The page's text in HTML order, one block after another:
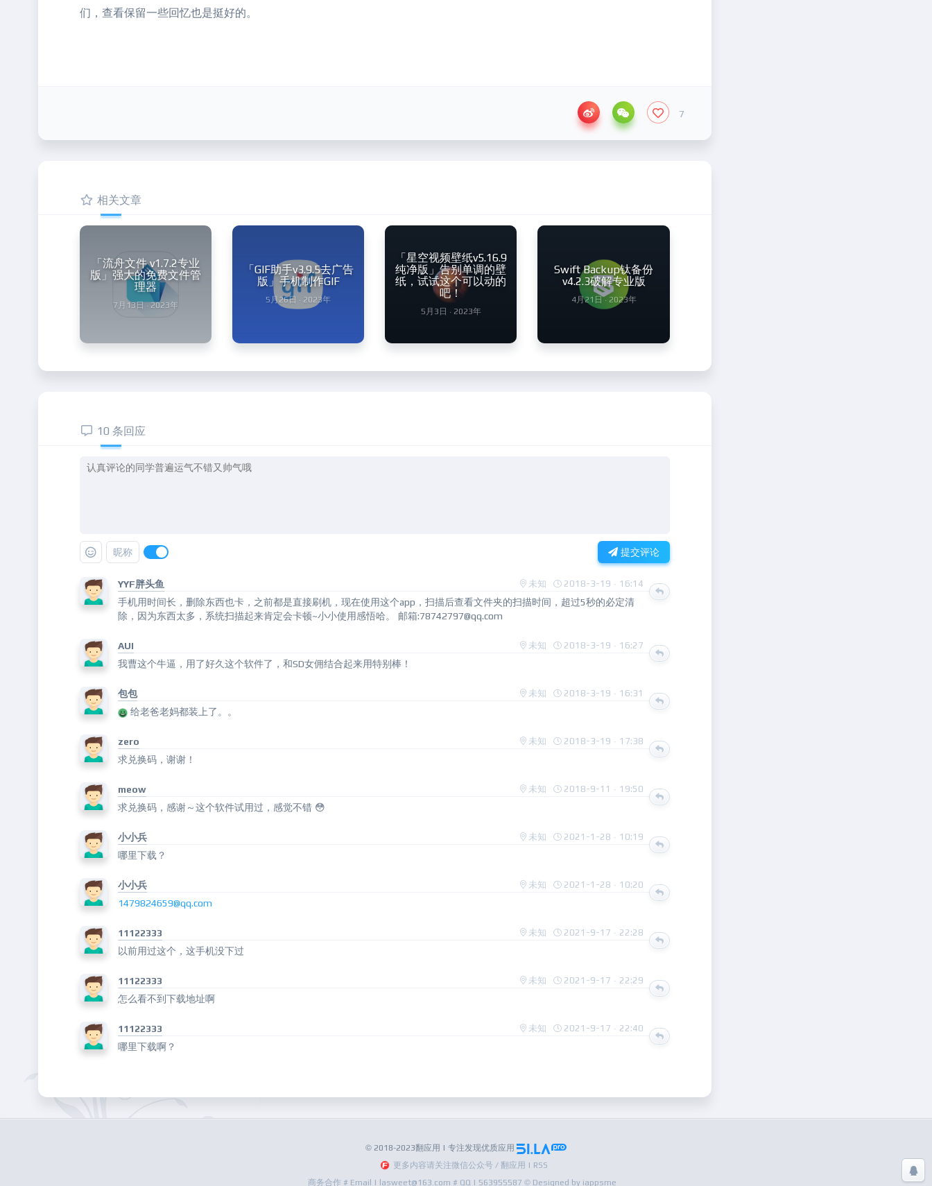
们，查看保留一些回忆也是挺好的。
7
相关文章
「流舟文件 v1.7.2专业
版」强大的免费文件管
理器
7月13日 · 2023年
「GIF助手v3.9.5去广告
版」手机制作GIF
5月26日 · 2023年
「星空视频壁纸v5.16.9
纯净版」告别单调的壁
纸，试试这个可以动的
吧！
5月3日 · 2023年
Swift Backup钛备份
v4.2.3破解专业版
4月21日 · 2023年
10 条回应
昵称 提交评论
YYF胖头鱼 未知 2018-3-19 · 16:14
手机用时间长，删除东西也卡，之前都是直接刷机，现在使用这个app，扫描后查看文件夹的扫描时间，超过5秒的必定清
除，因为东西太多，系统扫描起来肯定会卡顿~小小使用感悟哈。 邮箱:78742797@qq.com
AUI 未知 2018-3-19 · 16:27
我曹这个牛逼，用了好久这个软件了，和SD女佣结合起来用特别棒！
包包 未知 2018-3-19 · 16:31
给老爸老妈都装上了。。
zero 未知 2018-3-19 · 17:38
求兑换码，谢谢！
meow 未知 2018-9-11 · 19:50
求兑换码，感谢～这个软件试用过，感觉不错 😳
小小兵 未知 2021-1-28 · 10:19
哪里下载？
小小兵 未知 2021-1-28 · 10:20
1479824659@qq.com
11122333 未知 2021-9-17 · 22:28
以前用过这个，这手机没下过
11122333 未知 2021-9-17 · 22:29
怎么看不到下载地址啊
11122333 未知 2021-9-17 · 22:40
哪里下载啊？
© 2018-2023翻应用 | 专注发现优质应用
更多内容请关注微信公众号 / 翻应用 | RSS
商务合作 # Email | lasweet@163.com # QQ | 563955587 © Designed by iappsme